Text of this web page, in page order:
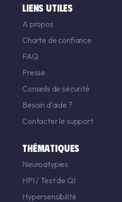
LIENS UTILES
A propos
Charte de confiance
FAQ
Presse
Conseils de sécurité
Besoin d'aide ?
Contacter le support
THÉMATIQUES
Neuroatypies
HPI / Test de QI
Hypersensibilité